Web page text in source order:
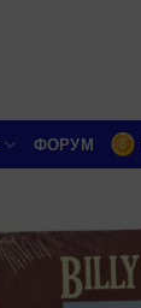
ФОРУМ